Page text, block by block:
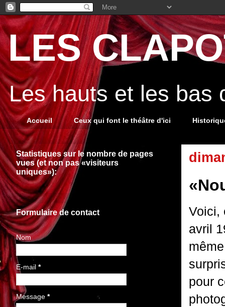
LES
Les hauts et les bas
Accueil Ceux qui font le théâtre d'ici
Voici,
avril
pour
Statistiques sur le nombre de pages
vues (et non pas «visiteurs
uniques»):
Formulaire de contact
Nom
E-mail *
Message *